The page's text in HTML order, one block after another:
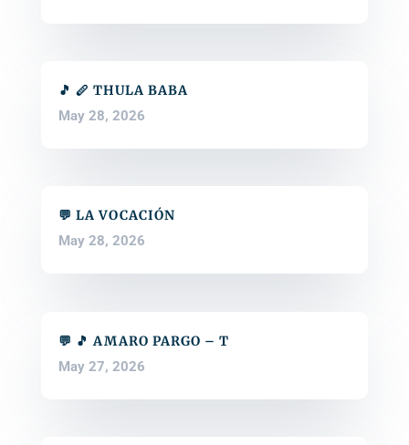
🎵 🪈 THULA BABA
May 28, 2026
💬 LA VOCACIÓN
May 28, 2026
💬 🎵 AMARO PARGO – T
May 27, 2026